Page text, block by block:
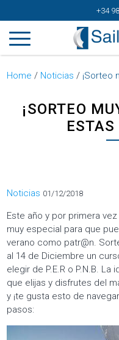
+34
Home / Noticias / ¡Sorteo
¡SORTEO
Categorías
Noticias 01/12/2018
Este año y por primera
muy especial para que
verano como patr@n.
al 14 de Diciembre un
elegir de P.E.R o P.N.B.
que elijas y disfrutes del
y ¡te gusta esto de
pasos: